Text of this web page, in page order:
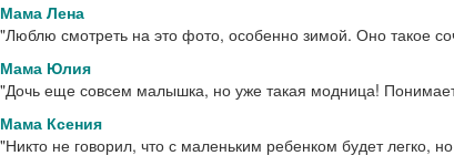
Мама Лена
"Люблю смотреть на это фото, особенно зимой. Оно такое
Мама Юлия
"Дочь еще совсем малышка, но уже такая модница!
Мама Ксения
"Никто не говорил, что с маленьким ребенком будет легко,